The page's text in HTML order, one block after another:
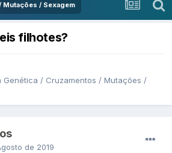
Mutações / Sexagem
filhotes?
Genética / Cruzamentos / Mutações /
de 2019